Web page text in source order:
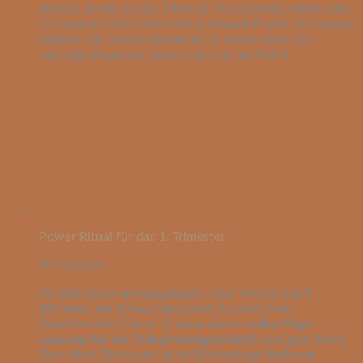
einfach nichts zu tun. Meist ist für unseren Körper und
für unseren Geist aber eine achtsame Praxis die bessere
Option. Für solche Momente ist dieses kurze 10-
minütige Yogavideo genau die richtige Wahl!
Power Ritual für das 1. Trimester
30 minuten
Du bist heute energiegeladen, oder erlebst das 1.
Trimester der Schwangerschaft nahezu ohne
Beschwerden? Dann ist diese aktive online Yoga
Sequenz für die Frühschwangerschaft eine gute Wahl.
Tina führt Dich durch eine 30-minütige fließende